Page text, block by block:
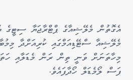
އެގޮތުން މެލޭޝިއާގެ ޕްޓްރާޖަޔާ
މެލޭޝިއާ ސްޓޭޑިއަމްގައި ކުރިއަށްދާ
މިހާތަނަށް ވަނީ ތިން ރަން މެޑަލާއި
ފަސް ލޯމެޑަލް ހޯދާފައެވެ.